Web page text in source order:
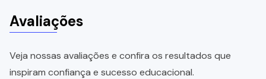
Avaliações
Veja nossas avaliações e confira os resultados que
inspiram confiança e sucesso educacional.